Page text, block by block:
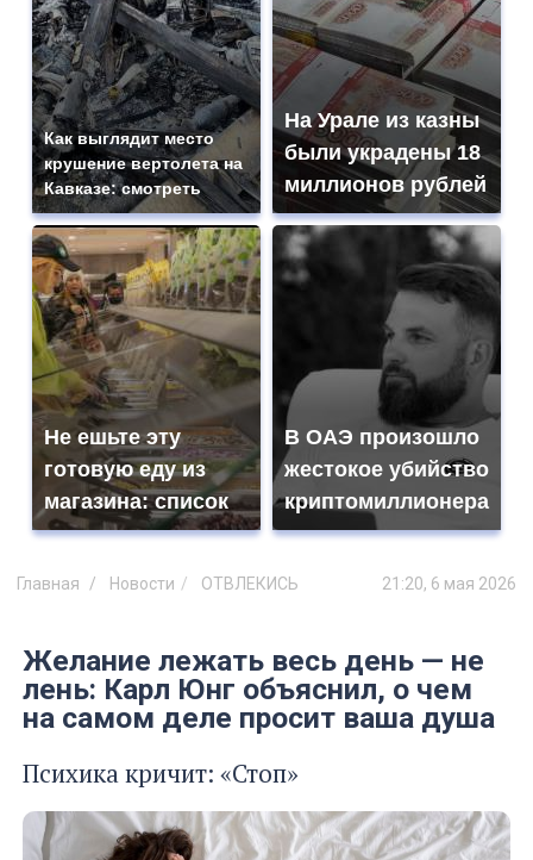
Как выглядит место
крушение вертолета на
Кавказе: смотреть
На Урале из казны
были украдены 18
миллионов рублей
Не ешьте эту
готовую еду из
магазина: список
В ОАЭ произошло
жестокое убийство
криптомиллионера
Главная Новости ОТВЛЕКИСЬ 21:20, 6 мая 2026
Желание лежать весь день — не
лень: Карл Юнг объяснил, о чем
на самом деле просит ваша душа
Психика кричит: «Стоп»